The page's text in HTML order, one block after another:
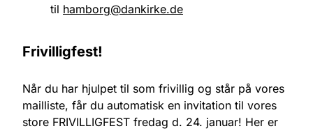
til hamborg@dankirke.de
Frivilligfest!
Når du har hjulpet til som frivillig og står på vores
mailliste, får du automatisk en invitation til vores
store FRIVILLIGFEST fredag d. 24. januar! Her er